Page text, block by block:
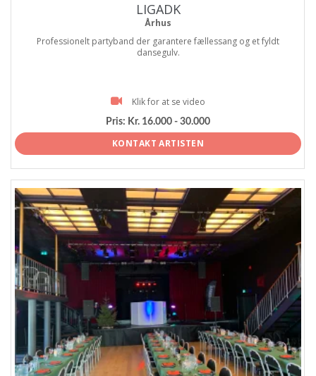
LIGADK
Århus
Professionelt partyband der garantere fællessang og et fyldt
dansegulv.
Klik for at se video
Pris: Kr. 16.000 - 30.000
KONTAKT ARTISTEN